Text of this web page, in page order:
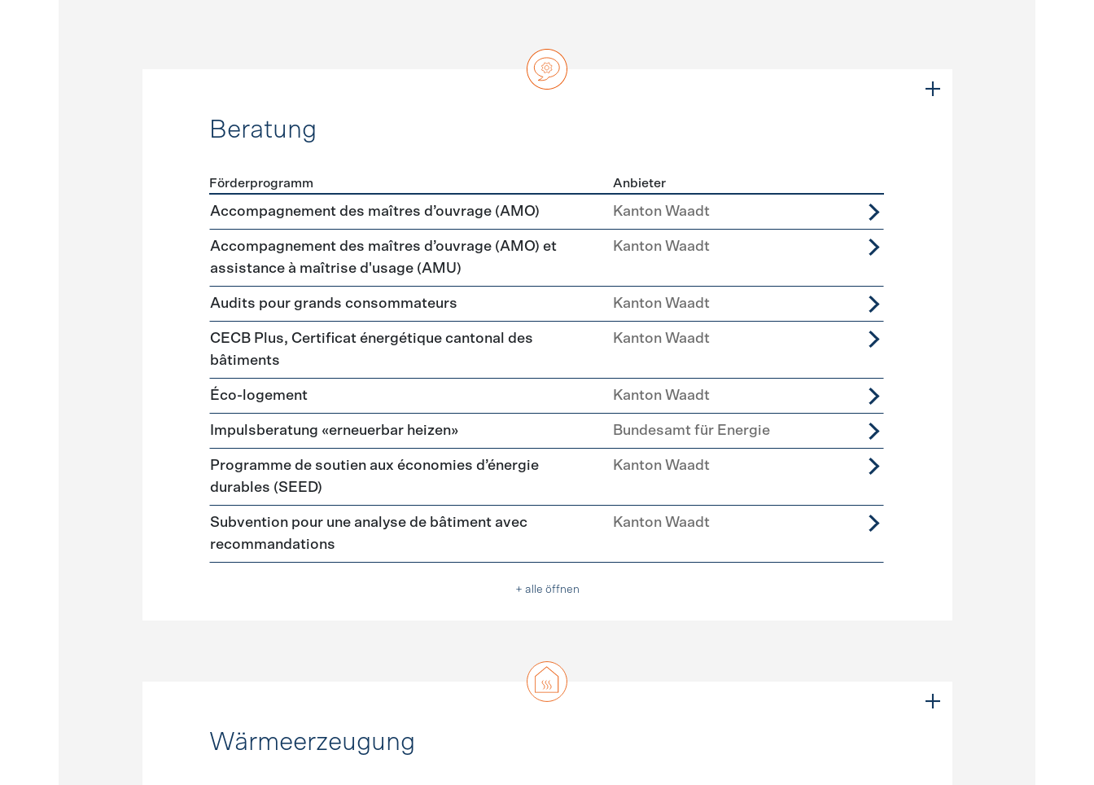
Beratung
Förderprogramme Beratung
Förderprogramm Anbieter
Accompagnement des maîtres d’ouvrage (AMO) Kanton Waadt
Accompagnement des maîtres d’ouvrage (AMO) et
assistance à maîtrise d'usage (AMU)
Kanton Waadt
Audits pour grands consommateurs Kanton Waadt
CECB Plus, Certificat énergétique cantonal des
bâtiments
Kanton Waadt
Éco-logement Kanton Waadt
Impulsberatung «erneuerbar heizen» Bundesamt für Energie
Programme de soutien aux économies d’énergie
durables (SEED)
Kanton Waadt
Subvention pour une analyse de bâtiment avec
recommandations
Kanton Waadt
+ alle öffnen
Wärmeerzeugung